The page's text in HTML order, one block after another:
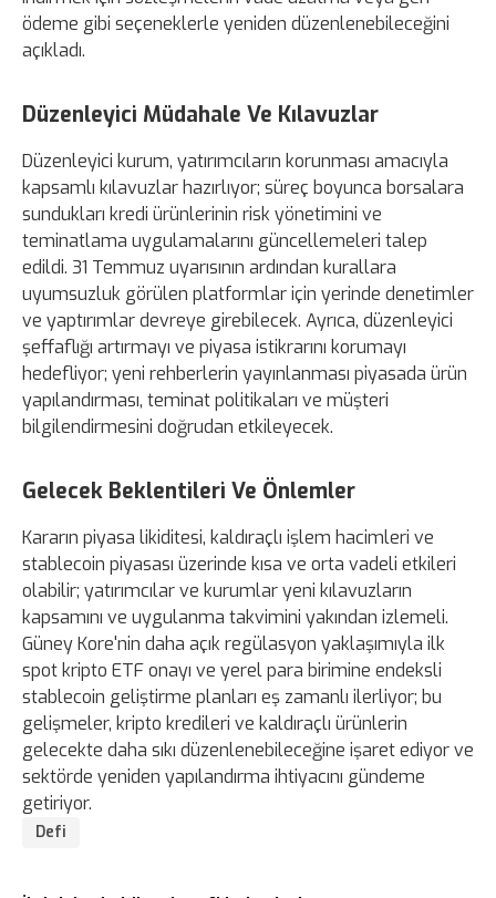
ödeme gibi seçeneklerle yeniden düzenlenebileceğini
açıkladı.
Düzenleyici Müdahale Ve Kılavuzlar
Düzenleyici kurum, yatırımcıların korunması amacıyla
kapsamlı kılavuzlar hazırlıyor; süreç boyunca borsalara
sundukları kredi ürünlerinin risk yönetimini ve
teminatlama uygulamalarını güncellemeleri talep
edildi. 31 Temmuz uyarısının ardından kurallara
uyumsuzluk görülen platformlar için yerinde denetimler
ve yaptırımlar devreye girebilecek. Ayrıca, düzenleyici
şeffaflığı artırmayı ve piyasa istikrarını korumayı
hedefliyor; yeni rehberlerin yayınlanması piyasada ürün
yapılandırması, teminat politikaları ve müşteri
bilgilendirmesini doğrudan etkileyecek.
Gelecek Beklentileri Ve Önlemler
Kararın piyasa likiditesi, kaldıraçlı işlem hacimleri ve
stablecoin piyasası üzerinde kısa ve orta vadeli etkileri
olabilir; yatırımcılar ve kurumlar yeni kılavuzların
kapsamını ve uygulanma takvimini yakından izlemeli.
Güney Kore'nin daha açık regülasyon yaklaşımıyla ilk
spot kripto ETF onayı ve yerel para birimine endeksli
stablecoin geliştirme planları eş zamanlı ilerliyor; bu
gelişmeler, kripto kredileri ve kaldıraçlı ürünlerin
gelecekte daha sıkı düzenlenebileceğine işaret ediyor ve
sektörde yeniden yapılandırma ihtiyacını gündeme
getiriyor.
Defi